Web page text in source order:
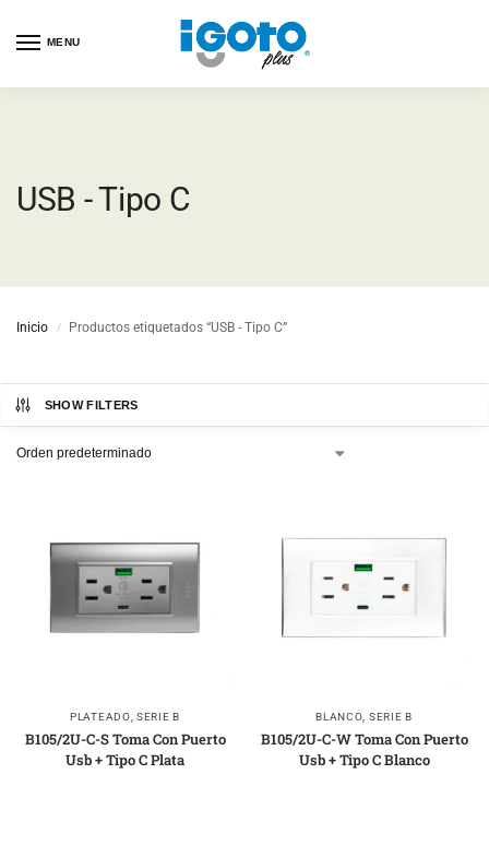
MENU
USB - Tipo C
Inicio / Productos etiquetados “USB - Tipo C”
SHOW FILTERS
PLATEADO ,SERIE B
B105/2U-C-S Toma Con Puerto
Usb + Tipo C Plata
BLANCO SERIE B
B105/2U-C-W Toma Con Puerto
Usb + Tipo C Blanco